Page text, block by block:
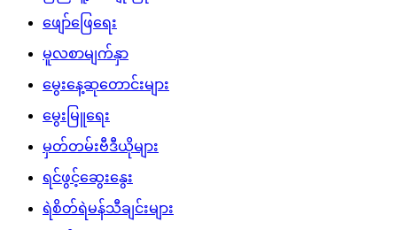
ဖျော်ဖြေရေး
မူလစာမျက်နှာ
မွေးနေ့ဆုတောင်းများ
မွေးမြူရေး
မှတ်တမ်းဗီဒီယိုများ
ရင်ဖွင့်ဆွေးနွေး
ရဲစိတ်ရဲမန်သီချင်းများ